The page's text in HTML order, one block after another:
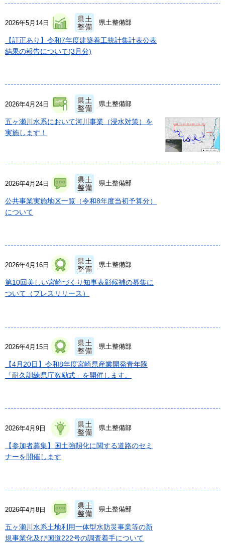
2026年5月14日 県土整備部
【訂正あり】令和7年度建築着工統計集計表公表
結果の報告について(3月分)
2026年4月24日 県土整備部
五ヶ瀬川水系において河川事業（浸水対策）を
実施します！
2026年4月24日 県土整備部
公共事業実施地区一覧（令和8年度当初予算分）
について
2026年4月16日 県土整備部
第10回美しい宮崎づくり知事表彰候補の募集に
ついて（プレスリリース）
2026年4月15日 県土整備部
【4月20日】令和8年度宮崎県産業開発青年隊
「耐久訓練県庁激励式」を開催します。
2026年4月9日 県土整備部
【参加者募集】国土強靱化に関する道路のセミ
ナーを開催します
2026年4月8日 県土整備部
五ヶ瀬川水系土地利用一体型水防災事業等の新
規事業化及び国道222号の調査着手について